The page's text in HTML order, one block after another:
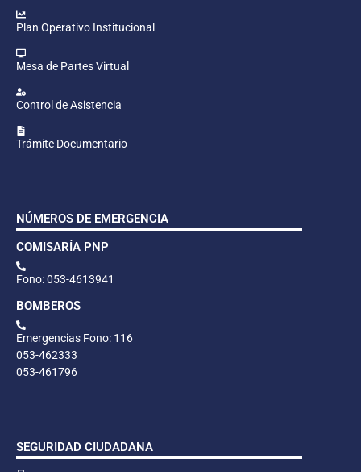
Plan Operativo Institucional
Mesa de Partes Virtual
Control de Asistencia
Trámite Documentario
NÚMEROS DE EMERGENCIA
COMISARÍA PNP
Fono: 053-4613941
BOMBEROS
Emergencias Fono: 116
053-462333
053-461796
SEGURIDAD CIUDADANA